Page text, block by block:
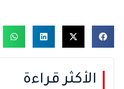
الأكثر قراءة